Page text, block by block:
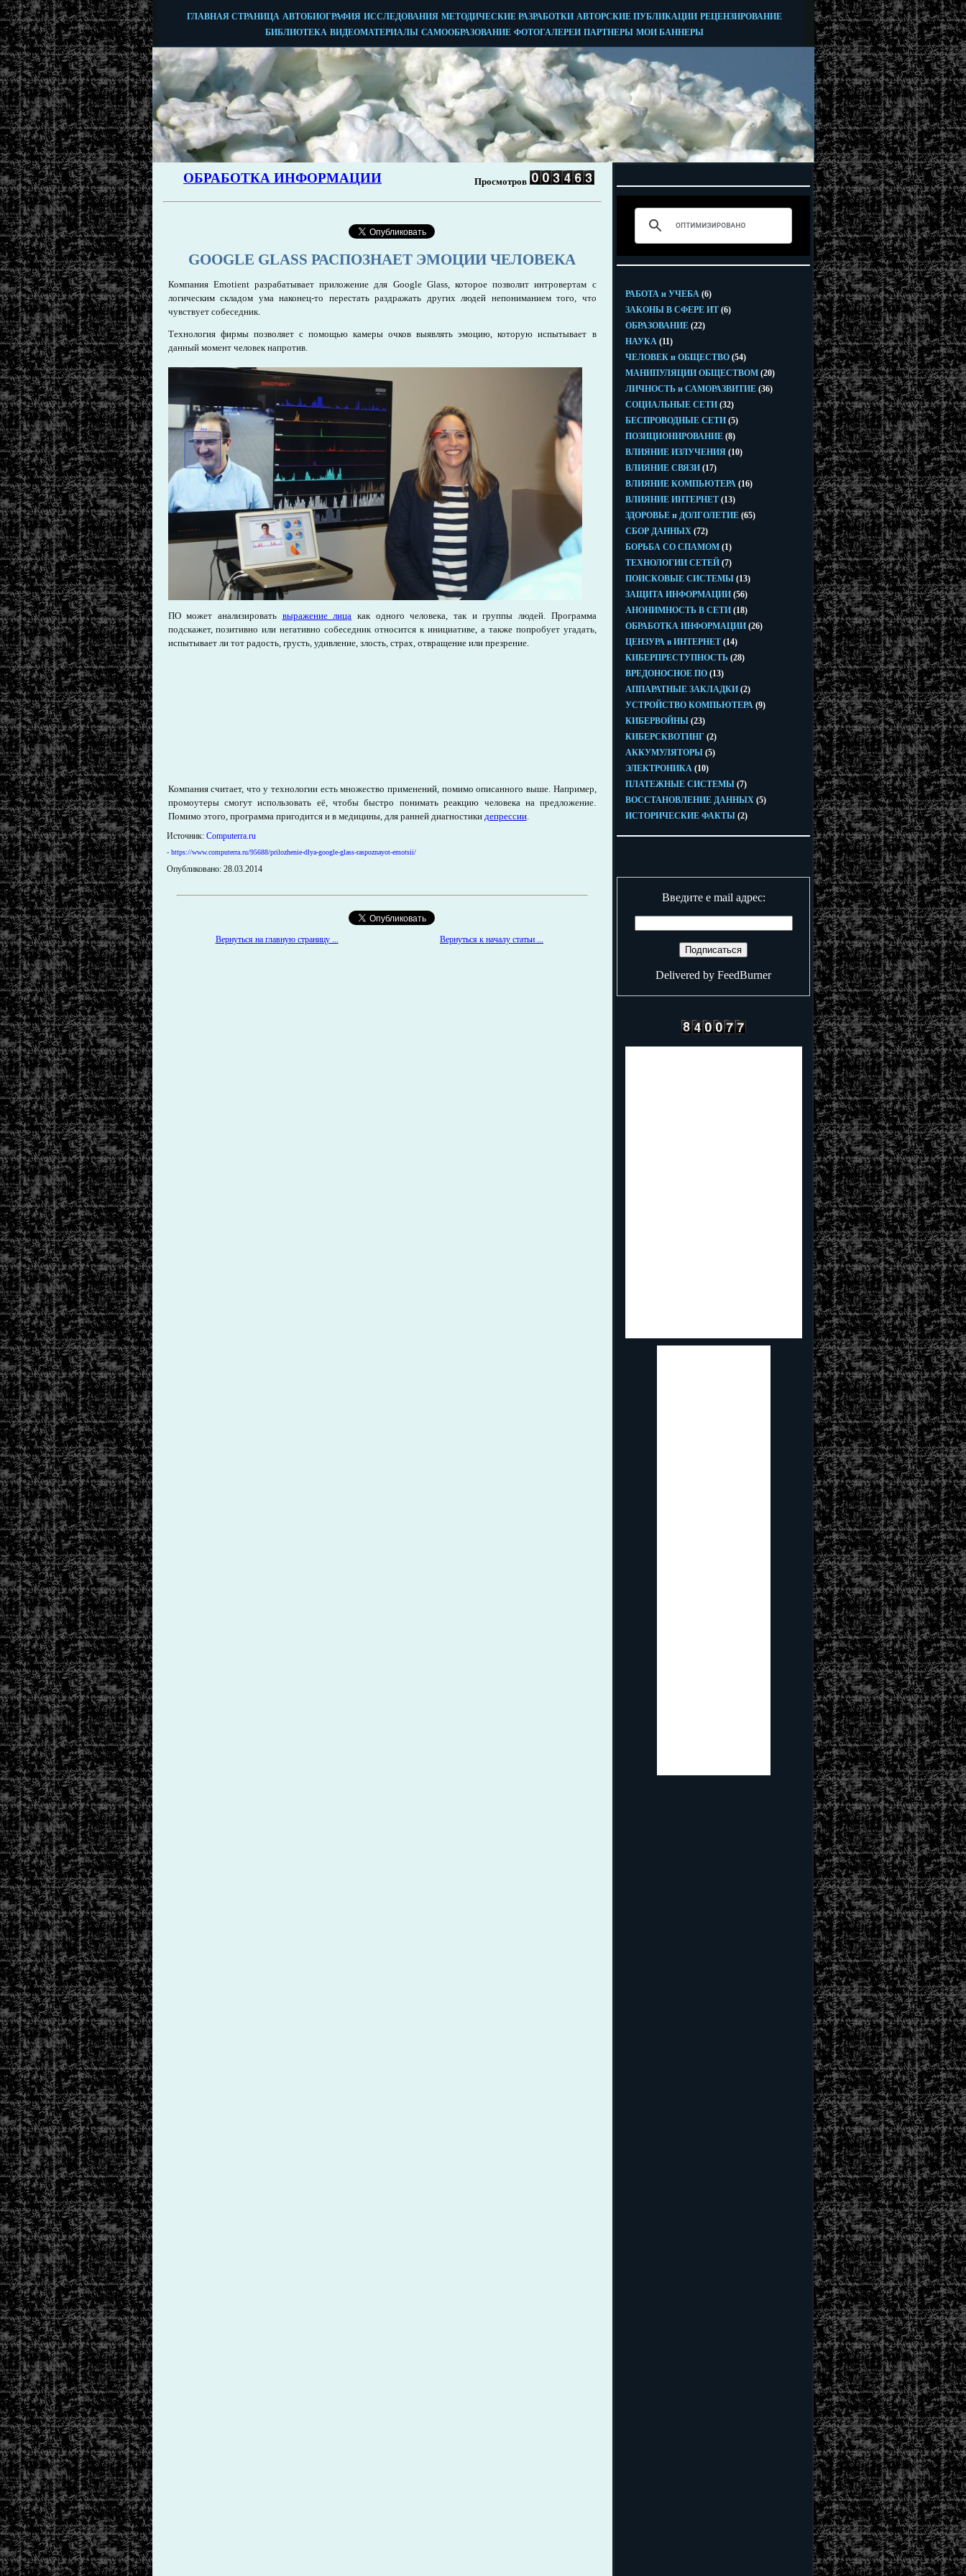
GOOGLE GLASS РАСПОЗНАЕТ ЭМОЦИИ ЧЕЛОВЕКА
Компания Emotient разрабатывает приложение для Google Glass, которое позволит интровертам с
логическим складом ума наконец-то перестать раздражать других людей непониманием того, что
чувствует собеседник.
Технология фирмы позволяет с помощью камеры очков выявлять эмоцию, которую испытывает в
данный момент человек напротив.
ПО может анализировать выражение лица как одного человека, так и группы людей. Программа
подскажет, позитивно или негативно собеседник относится к инициативе, а также попробует угадать,
испытывает ли тот радость, грусть, удивление, злость, страх, отвращение или презрение.
Компания считает, что у технологии есть множество применений, помимо описанного выше. Например,
промоутеры смогут использовать её, чтобы быстро понимать реакцию человека на предложение.
Помимо этого, программа пригодится и в медицины, для ранней диагностики депрессии.
Источник: Сomputerra.ru
- https://www.computerra.ru/95688/prilozhenie-dlya-google-glass-raspoznayot-emotsii/
Опубликовано: 28.03.2014
Вернуться на главную страницу ... Вернуться к началу статьи ...